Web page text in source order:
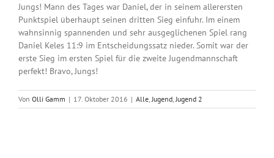
Jungs! Mann des Tages war Daniel, der in seinem allerersten
Punktspiel überhaupt seinen dritten Sieg einfuhr. Im einem
wahnsinnig spannenden und sehr ausgeglichenen Spiel rang
Daniel Keles 11:9 im Entscheidungssatz nieder. Somit war der
erste Sieg im ersten Spiel für die zweite Jugendmannschaft
perfekt! Bravo, Jungs!
Von Olli Gamm | 17. Oktober 2016 | Alle Jugend Jugend 2